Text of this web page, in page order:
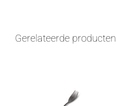
Gerelateerde producten